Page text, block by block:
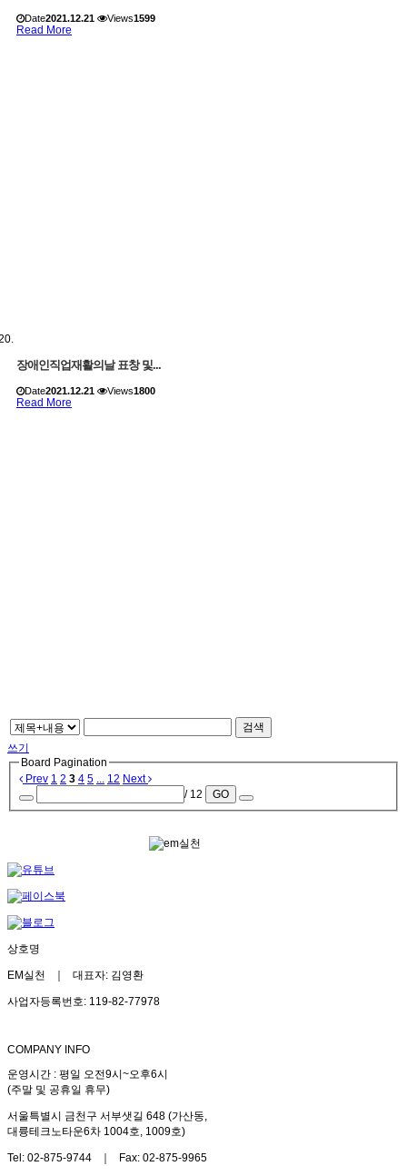
Date2021.12.21 Views1599
Read More
장애인직업재활의날 표창 및...
Date2021.12.21 Views1800
Read More
검색
쓰기
Board Pagination
Prev 1 2 3 4 5 12 Next
/ 12
GO
상호명
EM실천 ｜ 대표자: 김영환
사업자등록번호: 119-82-77978
COMPANY INFO
운영시간 : 평일 오전9시~오후6시
(주말 및 공휴일 휴무)
서울특별시 금천구 서부샛길 648 (가산동,
대륭테크노타운6차 1004호, 1009호)
Tel: 02-875-9744 ｜ Fax: 02-875-9965